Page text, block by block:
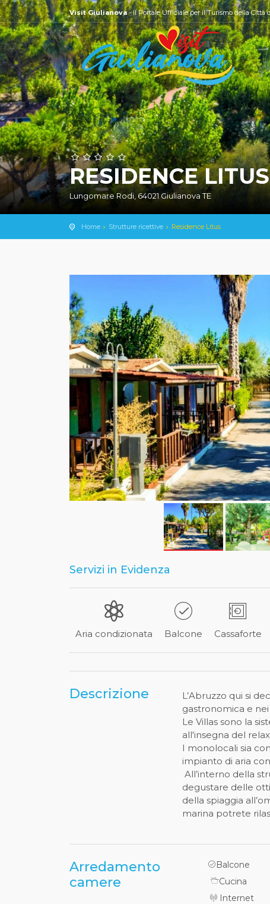
Visit Giulianova- Il Portale Ufficiale per il Turismo della Città
RESIDENCE LITUS
Lungomare Rodi, 64021 Giulianova TE
Home Strutture ricettive Residence Litus
Servizi in Evidenza
Aria condizionata Balcone Cassaforte
Descrizione
L’Abruzzo qui si
gastronomica e nei
Le Villas sono la
all'insegna del
I monolocali sia
impianto di aria
All’interno della
degustare delle
della spiaggia
marina potrete
Arredamento
camere
Balcone
Cucina
Internet